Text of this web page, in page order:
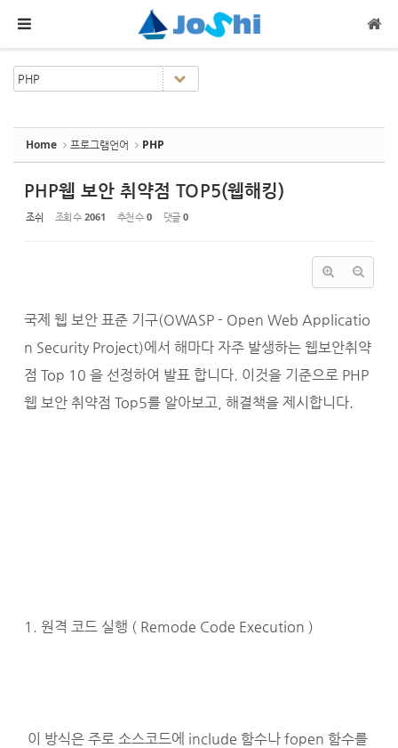
Home 프로그램언어 PHP
PHP웹 보안 취약점 TOP5(웹해킹)
조쉬 조회 수 2061 추천 수 0 댓글 0
국제 웹 보안 표준 기구(OWASP - Open Web Applicatio
n Security Project)에서 해마다 자주 발생하는 웹보안취약
점 Top 10 을 선정하여 발표 합니다. 이것을 기준으로 PHP
웹 보안 취약점 Top5를 알아보고, 해결책을 제시합니다.
1. 원격 코드 실행 ( Remode Code Execution )
이 방식은 주로 소스코드에 include 함수나 fopen 함수를